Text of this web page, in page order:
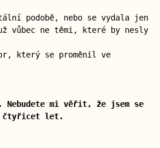
podobě, nebo se vydala jen
vůbec ne těmi, které by nesly
který se proměnil ve
mi věřit, že jsem se
čtyřicet let.